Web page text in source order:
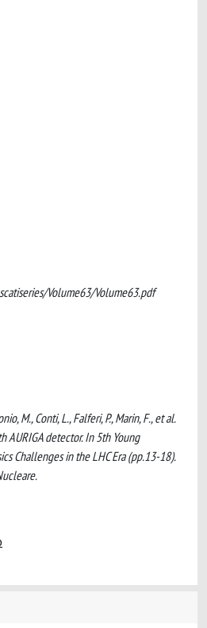
Volume63/Volume63.pdf
M., Conti, L., Falferi, P., Marin, F., et al.
AURIGA detector. In 5th Young
Challenges in the LHC Era (pp.13-18).